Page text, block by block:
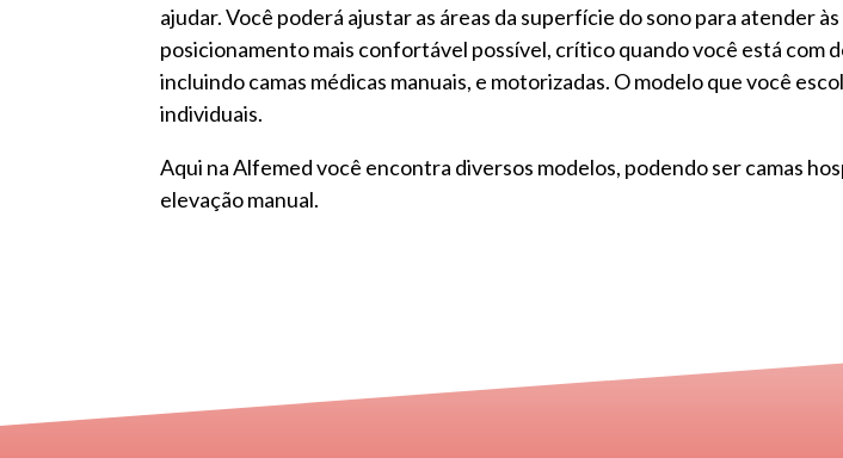
ajudar. Você poderá ajustar as áreas da superfície do sono para atender
posicionamento mais confortável possível, crítico quando você está com
incluindo camas médicas manuais, e motorizadas. O modelo que você
individuais.
Aqui na Alfemed você encontra diversos modelos, podendo ser camas
elevação manual.